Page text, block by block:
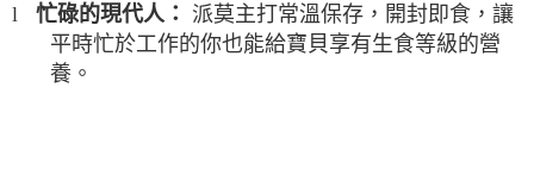
l 忙碌的現代人：
派莫主打常溫保存，開封即食，讓
平時忙於工作的你也能給寶貝享有生食等級的營
養。